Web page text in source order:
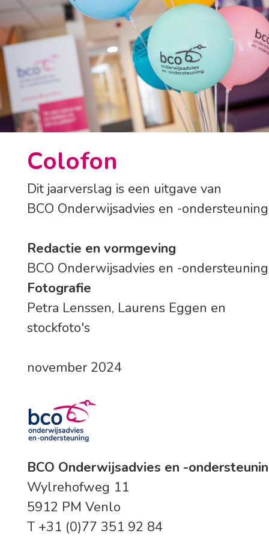
Colofon
Dit jaarverslag is een uitgave van
BCO Onderwijsadvies en -
Redactie en vormgeving
BCO Onderwijsadvies en -ondersteuning
Fotografie
Petra Lenssen, Laurens Eggen en
stockfoto's
november 2024
BCO Onderwijsadvies en -
Wylrehofweg 11
5912 PM Venlo
T +31 (0)77 351 92 84